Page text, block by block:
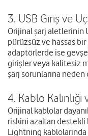
3. USB Giriş ve
Orijinal şarj aletlerinin
pürüzsüz ve hassas
adaptörlerde ise
girişler veya kalitesiz
şarj sorunlarına neden
4. Kablo
Orijinal kablolar
riskini azaltan destekli
Lightning